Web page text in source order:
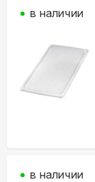
в наличии
в наличии